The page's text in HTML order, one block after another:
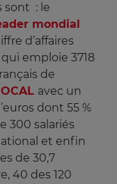
sont : le
mondial
d’affaires
emploie 3718
de
avec un
dont 55 %
300 salariés
et enfin
de 30,7
40 des 120